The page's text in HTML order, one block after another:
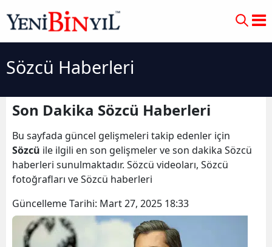
Sözcü Haberleri
Son Dakika Sözcü Haberleri
Bu sayfada güncel gelişmeleri takip edenler için
Sözcü ile ilgili en son gelişmeler ve son dakika Sözcü
haberleri sunulmaktadır. Sözcü videoları, Sözcü
fotoğrafları ve Sözcü haberleri
Güncelleme Tarihi: Mart 27, 2025 18:33